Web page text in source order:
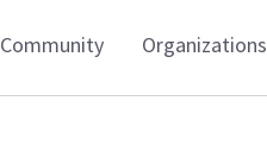
Community Organizations